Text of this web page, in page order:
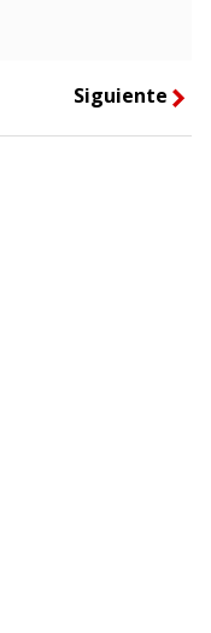
Siguiente right